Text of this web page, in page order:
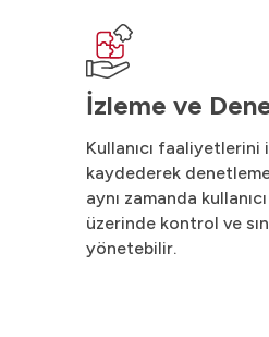
İzleme ve
Kullanıcı faaliyetlerini
kaydederek
aynı zamanda
üzerinde kontrol ve
yönetebilir.